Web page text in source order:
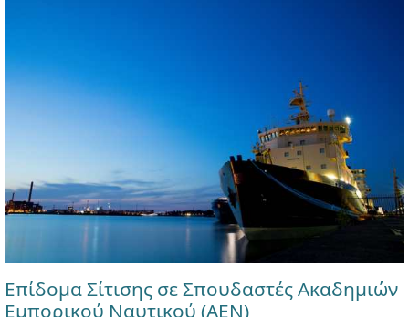
Επίδομα Σίτισης σε Σπουδαστές Ακαδημιών
Εμπορικού Ναυτικού (ΑΕΝ)